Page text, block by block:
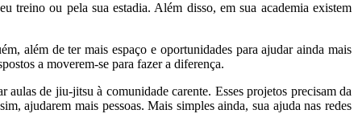
treino ou pela sua estadia. Além disso, em sua academia existem
além de ter mais espaço e oportunidades para ajudar ainda mais
a moverem-se para fazer a diferença.
aulas de jiu-jitsu à comunidade carente. Esses projetos precisam da
ajudarem mais pessoas. Mais simples ainda, sua ajuda nas redes